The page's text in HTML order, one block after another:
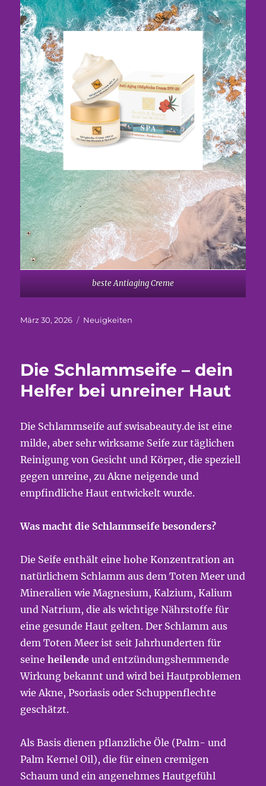
beste Antiaging Creme
Veröffentlicht
März 30, 2026 Kategorien
Neuigkeiten
Die Schlammseife – dein
Helfer bei unreiner Haut
Die Schlammseife auf swisabeauty.de ist eine
milde, aber sehr wirksame Seife zur täglichen
Reinigung von Gesicht und Körper, die speziell
gegen unreine, zu Akne neigende und
empfindliche Haut entwickelt wurde.
Was macht die Schlammseife besonders?
Die Seife enthält eine hohe Konzentration an
natürlichem Schlamm aus dem Toten Meer und
Mineralien wie Magnesium, Kalzium, Kalium
und Natrium, die als wichtige Nährstoffe für
eine gesunde Haut gelten. Der Schlamm aus
dem Toten Meer ist seit Jahrhunderten für
seineheilende und entzündungshemmende
Wirkung bekannt und wird bei Hautproblemen
wie Akne, Psoriasis oder Schuppenflechte
geschätzt.
Als Basis dienen pflanzliche Öle (Palm- und
Palm Kernel Oil), die für einen cremigen
Schaum und ein angenehmes Hautgefühl